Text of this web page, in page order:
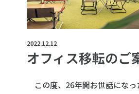
2022.12.12
オフィス移転のご
この度、26年間お世話になっ